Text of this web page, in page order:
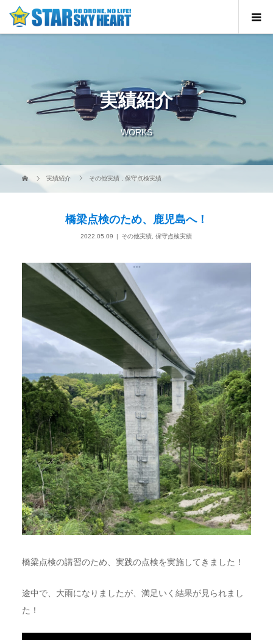
実績紹介
WORKS
実績紹介 その他実績 ,保守点検実績
橋梁点検のため、鹿児島へ！
2022.05.09 その他実績,保守点検実績
橋梁点検の講習のため、実践の点検を実施してきました！
途中で、大雨になりましたが、満足いく結果が見られまし
た！